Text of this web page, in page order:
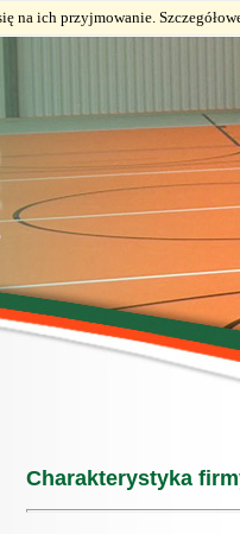
na ich przyjmowanie.
Charakterystyka